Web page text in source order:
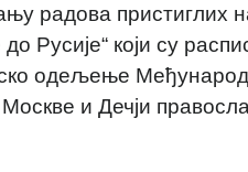
радова пристиглих
Русије“ који су
одељење
и Дечји